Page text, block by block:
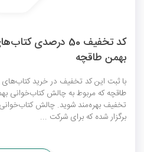
کد تخفیف 50
بهمن طاقچه
با ثبت این کد تخفیف در خرید
تخفیف بهره‌مند شوید. چالش کتاب‌خوانی
برگزار شده که برای شرکت ...